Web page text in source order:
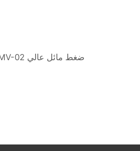
AMV-02 ضغط مائل عالي